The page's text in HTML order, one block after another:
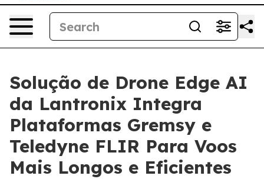
Solução de Drone Edge AI
da Lantronix Integra
Plataformas Gremsy e
Teledyne FLIR Para Voos
Mais Longos e Eficientes